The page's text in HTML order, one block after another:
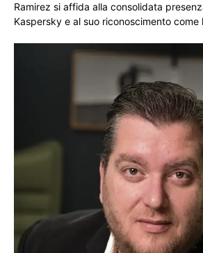
Ramirez si affida alla consolidata
Kaspersky e al suo riconoscimento